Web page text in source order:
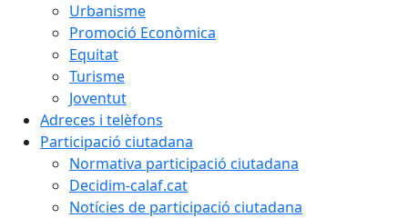
Urbanisme
Promoció Econòmica
Equitat
Turisme
Joventut
Adreces i telèfons
Participació ciutadana
Normativa participació ciutadana
Decidim-calaf.cat
Notícies de participació ciutadana